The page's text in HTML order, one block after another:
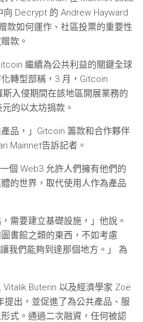
Decrypt 的 Andrew Hayward
款如何運作、社區投票的重要性
款。
繼續為公共利益的關鍵全球
轉型部稱，3 月，Gitcoin
入侵期間在該地區開展業務的
的以太坊捐款。
品，」Gitcoin 籌款和合作夥伴
Mainnet告訴記者。
個 Web3 允許人們擁有他們的
的世界，取代使用人作為產品
需要建立基礎設施，」他說。
書館之類的東西，不如考慮
我們能夠到達那個地方。」 為
Buterin 以及經濟學家 Zoë
提出，並促進了為公共產品、服
式。通過二次融資，任何被認